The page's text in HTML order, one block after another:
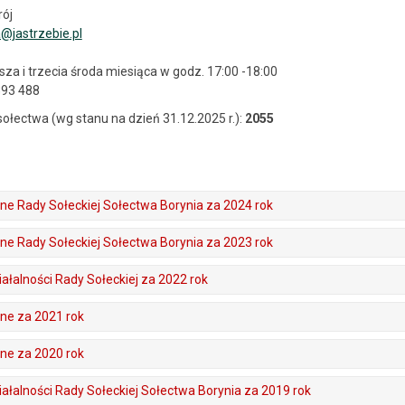
i trzecia środa miesiąca w godz. 17:00 -18:00
488
(wg stanu na dzień 31.12.2025 r.): 2055
Rady Sołeckiej Sołectwa Borynia za 2024 rok
Rady Sołeckiej Sołectwa Borynia za 2023 rok
Rady Sołeckiej za 2022 rok
za 2021 rok
za 2020 rok
Rady Sołeckiej Sołectwa Borynia za 2019 rok